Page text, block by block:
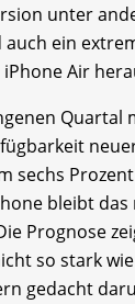
unter
ein
Air
Quartal
sechs
bleibt
Prognose
so stark
gedacht